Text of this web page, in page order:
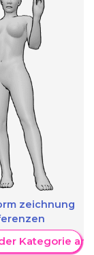
zeichnung
Kategorie